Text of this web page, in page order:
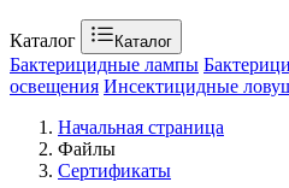
Каталог Каталог
Бактерицидные лампы
освещения Инсектицидные
Начальная страница
Файлы
Сертификаты